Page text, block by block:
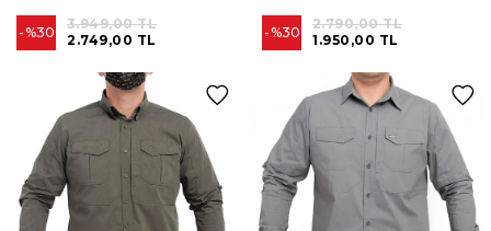
%30 2.749,00 TL
3.949,00 TL
%30 1.950,00 TL
2.790,00 TL